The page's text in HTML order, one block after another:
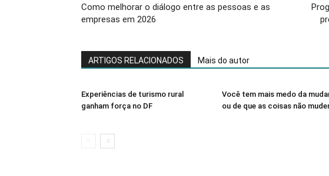
Como melhorar o diálogo entre as pessoas e as
empresas em 2026
ARTIGOS RELACIONADOS Mais do autor
Experiências de turismo rural
ganham força no DF
Você tem mais medo da
ou de que as coisas não